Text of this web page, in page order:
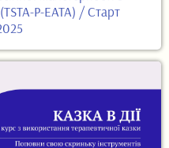
P-EATA) / Старт